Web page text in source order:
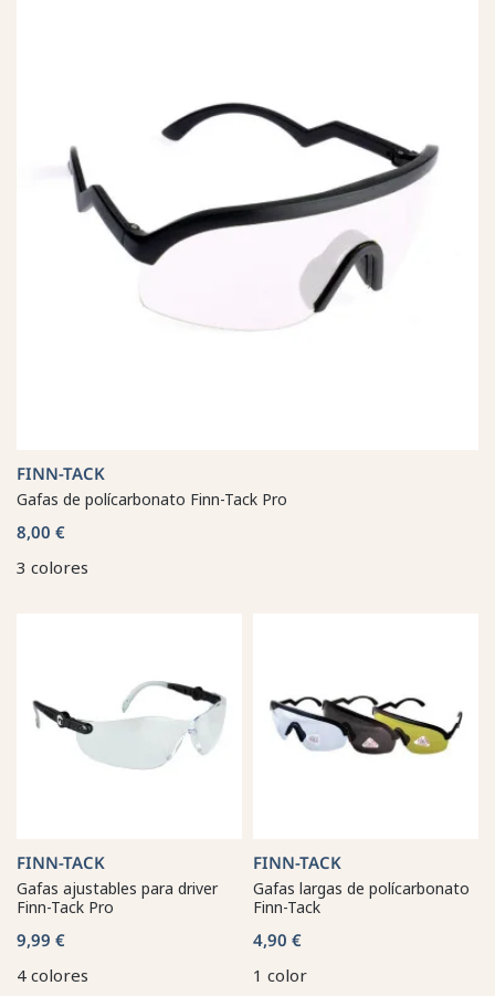
FINN-TACK
Gafas de polícarbonato Finn-Tack Pro
8,00 €
3 colores
FINN-TACK
Gafas ajustables para driver
Finn-Tack Pro
9,99 €
4 colores
FINN-TACK
Gafas largas de polícarbonato
Finn-Tack
4,90 €
1 color